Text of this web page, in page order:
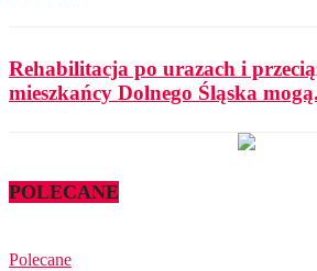
Rehabilitacja po urazach i
mieszkańcy Dolnego Śląska
POLECANE
Polecane